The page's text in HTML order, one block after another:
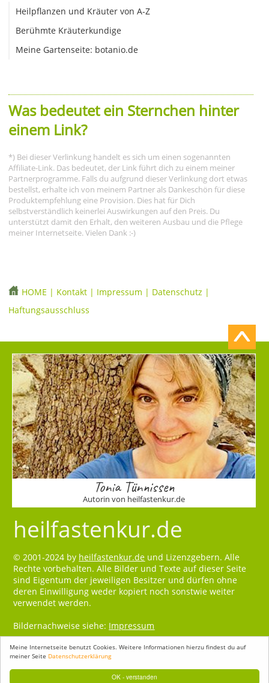
OK - verstanden
Meine Internetseite benutzt Cookies. Weitere Informationen hierzu findest du auf
meiner Seite Datenschutzerklärung
Heilpflanzen und Kräuter von A-Z
Berühmte Kräuterkundige
Meine Gartenseite: botanio.de
Was bedeutet ein Sternchen hinter
einem Link?
*) Bei dieser Verlinkung handelt es sich um einen sogenannten
Affiliate-Link. Das bedeutet, der Link führt dich zu einem meiner
Partnerprogramme. Falls du aufgrund dieser Verlinkung dort etwas
bestellst, erhalte ich von meinem Partner als Dankeschön für diese
Produktempfehlung eine Provision. Dies hat für Dich
selbstverständlich keinerlei Auswirkungen auf den Preis. Du
unterstützt damit den Erhalt, den weiteren Ausbau und die Pflege
meiner Internetseite. Vielen Dank :-)
HOME | Kontakt | Impressum | Datenschutz |
Haftungsausschluss
Tonia Tünnissen
Autorin von heilfastenkur.de
heilfastenkur.de
© 2001-2024 by heilfastenkur.de und Lizenzgebern. Alle
Rechte vorbehalten. Alle Bilder und Texte auf dieser Seite
sind Eigentum der jeweiligen Besitzer und dürfen ohne
deren Einwilligung weder kopiert noch sonstwie weiter
verwendet werden.
Bildernachweise siehe: Impressum